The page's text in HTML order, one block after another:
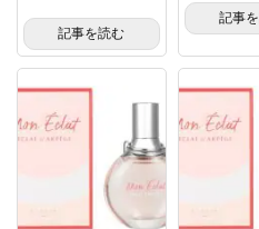
記事を読む
記事